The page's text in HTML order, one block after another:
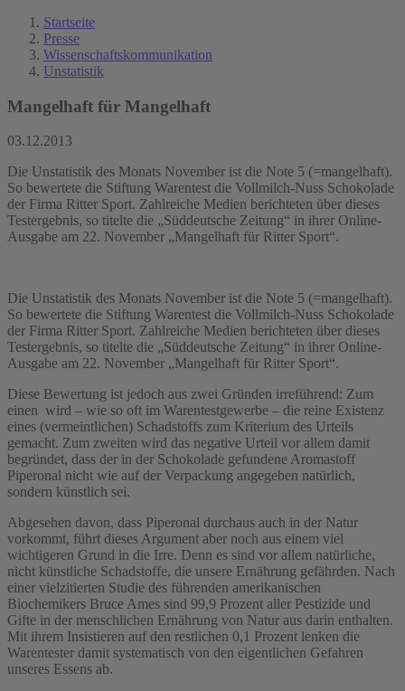
Startseite
Presse
Wissenschaftskommunikation
Unstatistik
Mangelhaft für Mangelhaft
03.12.2013
Die Unstatistik des Monats November ist die Note 5 (=mangelhaft).
So bewertete die Stiftung Warentest die Vollmilch-Nuss Schokolade
der Firma Ritter Sport. Zahlreiche Medien berichteten über dieses
Testergebnis, so titelte die „Süddeutsche Zeitung“ in ihrer Online-
Ausgabe am 22. November „Mangelhaft für Ritter Sport“.
Die Unstatistik des Monats November ist die Note 5 (=mangelhaft).
So bewertete die Stiftung Warentest die Vollmilch-Nuss Schokolade
der Firma Ritter Sport. Zahlreiche Medien berichteten über dieses
Testergebnis, so titelte die „Süddeutsche Zeitung“ in ihrer Online-
Ausgabe am 22. November „Mangelhaft für Ritter Sport“.
Diese Bewertung ist jedoch aus zwei Gründen irreführend: Zum
einen wird – wie so oft im Warentestgewerbe – die reine Existenz
eines (vermeintlichen) Schadstoffs zum Kriterium des Urteils
gemacht. Zum zweiten wird das negative Urteil vor allem damit
begründet, dass der in der Schokolade gefundene Aromastoff
Piperonal nicht wie auf der Verpackung angegeben natürlich,
sondern künstlich sei.
Abgesehen davon, dass Piperonal durchaus auch in der Natur
vorkommt, führt dieses Argument aber noch aus einem viel
wichtigeren Grund in die Irre. Denn es sind vor allem natürliche,
nicht künstliche Schadstoffe, die unsere Ernährung gefährden. Nach
einer vielzitierten Studie des führenden amerikanischen
Biochemikers Bruce Ames sind 99,9 Prozent aller Pestizide und
Gifte in der menschlichen Ernährung von Natur aus darin enthalten.
Mit ihrem Insistieren auf den restlichen 0,1 Prozent lenken die
Warentester damit systematisch von den eigentlichen Gefahren
unseres Essens ab.